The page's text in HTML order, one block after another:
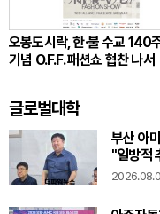
오봉도시락, 한·불 수교 140
기념 O.F.F. 패션쇼 협찬 나서
글로벌대학
부산 아
"일방적